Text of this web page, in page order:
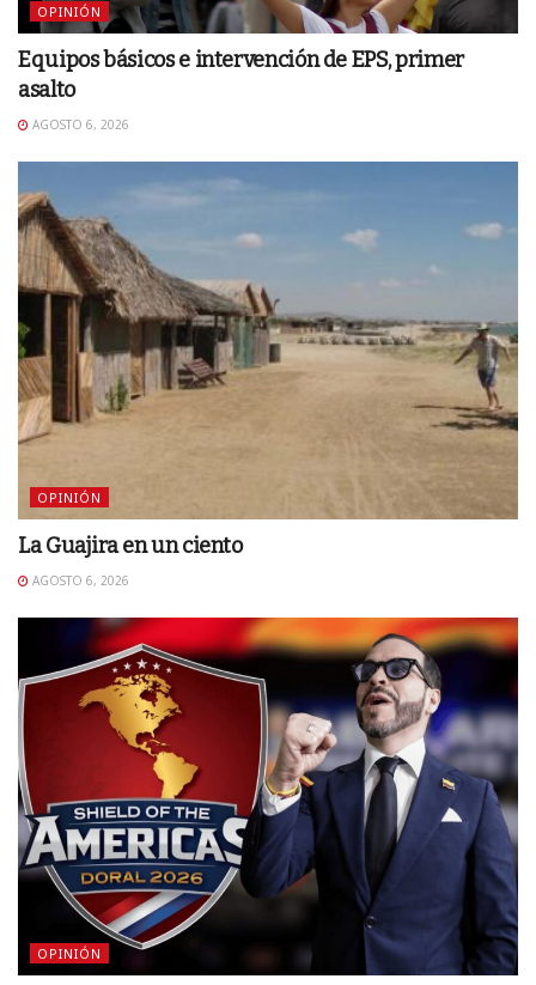
OPINIÓN
Equipos básicos e intervención de EPS, primer
asalto
AGOSTO 6, 2026
OPINIÓN
La Guajira en un ciento
AGOSTO 6, 2026
OPINIÓN